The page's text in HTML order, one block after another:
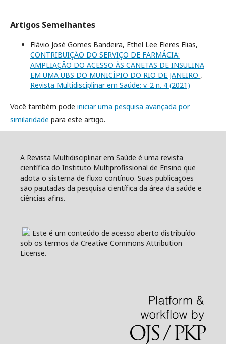
Artigos Semelhantes
Flávio José Gomes Bandeira, Ethel Lee Eleres Elias,
CONTRIBUIÇÃO DO SERVIÇO DE FARMÁCIA:
AMPLIAÇÃO DO ACESSO ÀS CANETAS DE INSULINA
EM UMA UBS DO MUNICÍPIO DO RIO DE JANEIRO ,
Revista Multidisciplinar em Saúde: v. 2 n. 4 (2021)
Você também pode iniciar uma pesquisa avançada por
similaridade para este artigo.
A Revista Multidisciplinar em Saúde é uma revista
científica do Instituto Multiprofissional de Ensino que
adota o sistema de fluxo contínuo. Suas publicações
são pautadas da pesquisa científica da área da saúde e
ciências afins.
Este é um conteúdo de acesso aberto distribuído
sob os termos da Creative Commons Attribution
License.